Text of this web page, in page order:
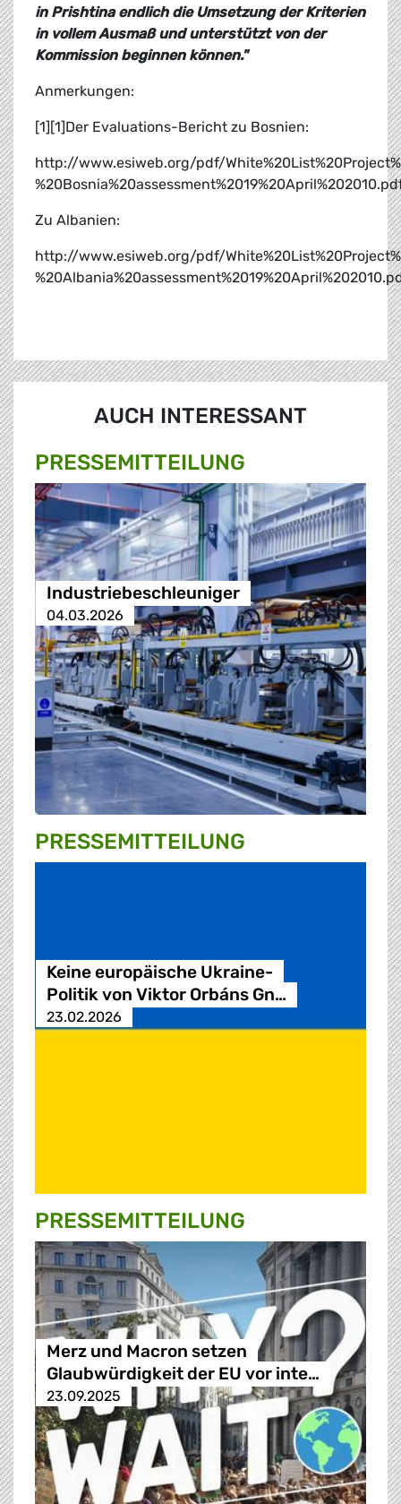
in Prishtina endlich die Umsetzung der Kriterien
in vollem Ausmaß und unterstützt von der
Kommission beginnen können."
Anmerkungen:
[1][1]Der Evaluations-Bericht zu Bosnien:
http://www.esiweb.org/pdf/
Zu Albanien:
http://www.esiweb.org/pdf/
AUCH INTERESSANT
PRESSE­MITTEILUNG
Industriebeschleuniger
04.03.2026
PRESSE­MITTEILUNG
Keine europäische Ukraine-
Politik von Viktor Orbáns Gn…
23.02.2026
PRESSE­MITTEILUNG
Merz und Macron setzen
Glaubwürdigkeit der EU vor inte…
23.09.2025